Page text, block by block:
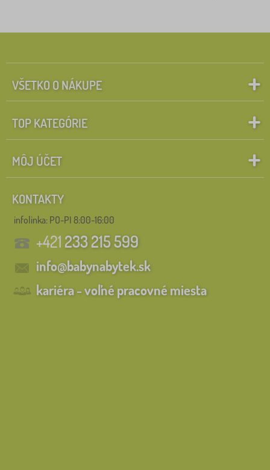
VŠETKO O NÁKUPE
TOP KATEGÓRIE
MÔJ ÚČET
KONTAKTY
infolinka: PO-PI 8:00-16:00
+421233 215 599
info@babynabytek.sk
kariéra - voľné pracovné miesta